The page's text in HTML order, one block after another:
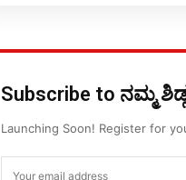
Subscribe to ನಮ್ಮ
Launching Soon! Register for